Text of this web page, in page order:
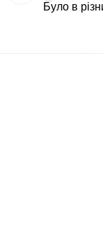
Було в